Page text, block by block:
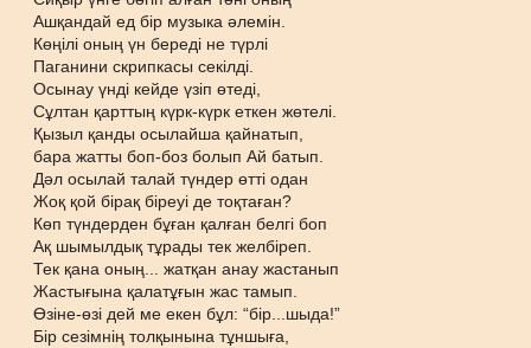
Ашқандай ед бір музыка әлемін.
Көңілі оның үн береді не түрлі
Паганини скрипкасы секілді.
Осынау үнді кейде үзіп өтеді,
Сұлтан қарттың күрк-күрк еткен жөтелі.
Қызыл қанды осылайша қайнатып,
бара жатты боп-боз болып Ай батып.
Дәл осылай талай түндер өтті одан
Жоқ қой бірақ біреуі де тоқтаған?
Көп түндерден бұған қалған белгі боп
Ақ шымылдық тұрады тек желбіреп.
Тек қана оның... жатқан анау жастанып
Жастығына қалатұғын жас тамып.
Өзіне-өзі дей ме екен бұл: “бір...шыда!”
Бір сезімнің толқынына тұншыға,